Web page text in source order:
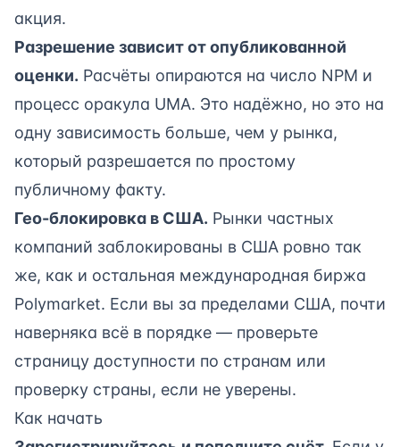
акция.
Разрешение зависит от опубликованной
оценки. Расчёты опираются на число NPM и
процесс оракула UMA. Это надёжно, но это на
одну зависимость больше, чем у рынка,
который разрешается по простому
публичному факту.
Гео-блокировка в США. Рынки частных
компаний заблокированы в США ровно так
же, как и остальная международная биржа
Polymarket. Если вы за пределами США, почти
наверняка всё в порядке — проверьте
страницу доступности по странам или
проверку страны, если не уверены.
Как начать